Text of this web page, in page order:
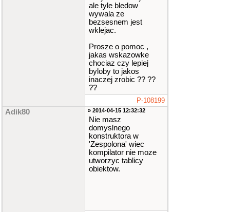
stZespolona
zes);
friend int
main()
classMacierz
{
Zespolona
macierz[ROZMI
AR] [ROZMIAR
friend int
main () ;
} ;
istream& oper
ator >>(istre
am&Strmwej,
Zespolona&ze
s) {
ale tyle bledow
wywala ze
bezsesnem jest
wklejac.
Prosze o pomoc ,
jakas wskazowke
chociaz czy lepiej
byloby to jakos
inaczej zrobic ?? ??
??
P-108199
Adik80 » 2014-04-15 12:32:32
Nie masz
domyslnego
konstruktora w
'Zespolona' wiec
kompilator nie moze
utworzyc tablicy
obiektow.